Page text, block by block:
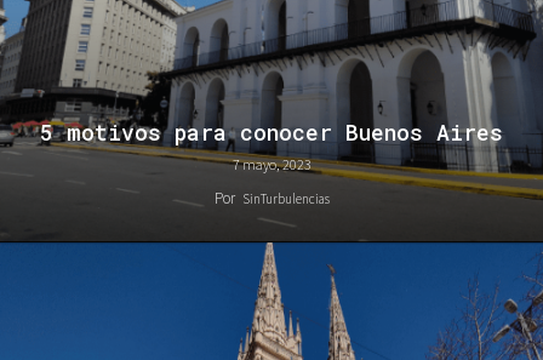
5 motivos para conocer Buenos Aires
7 mayo, 2023
Por SinTurbulencias